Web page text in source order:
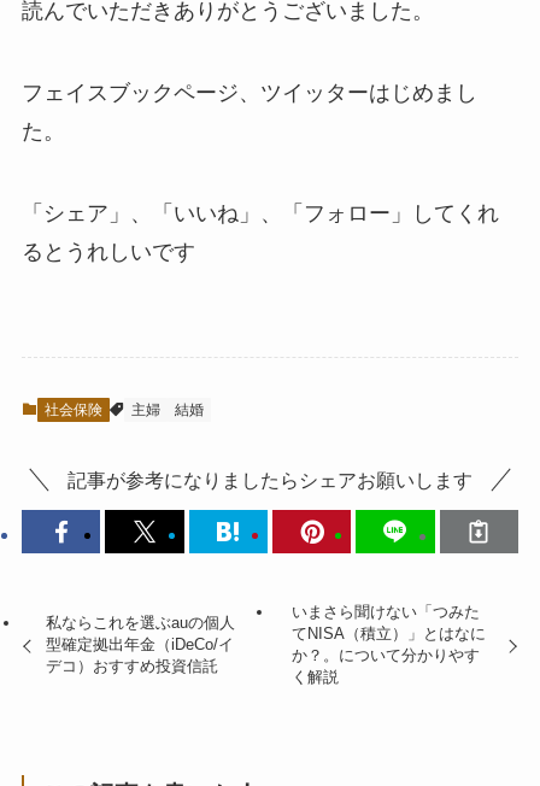
読んでいただきありがとうございました。
フェイスブックページ、ツイッターはじめまし
た。
「シェア」、「いいね」、「フォロー」してくれ
るとうれしいです
社会保険 主婦 結婚
記事が参考になりましたらシェアお願いします
私ならこれを選ぶauの個人
型確定拠出年金（iDeCo/イ
デコ）おすすめ投資信託
いまさら聞けない「つみた
てNISA（積立）」とはなに
か？。について分かりやす
く解説